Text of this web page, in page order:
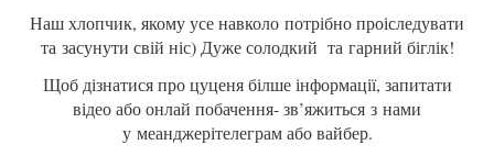
Наш хлопчик, якому усе навколо потрібно проіследувати
та засунути свій ніс) Дуже солодкий та гарний біглік!
Щоб дізнатися про цуценя білше інформації, запитати
відео або онлай побачення- зв’яжиться з нами
у меанджерітелеграм або вайбер.